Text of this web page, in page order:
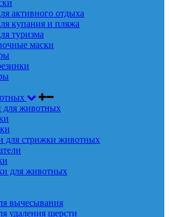
активного отдыха
купания и пляжа
туризма
маски
животных
стрижки животных
для животных
вычесывания
удаления шерсти